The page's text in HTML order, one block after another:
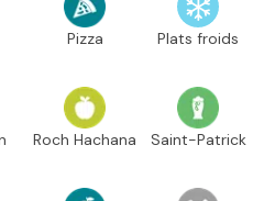
Pizza Plats froids
Roch Hachana Saint-Patrick